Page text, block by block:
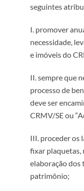
seguintes
I. promover
necessidade,
e imóveis do
II. sempre que
processo de
deve ser
CRMV/SE ou
III. proceder os
fixar plaquetas,
elaboração dos
patrimônio;